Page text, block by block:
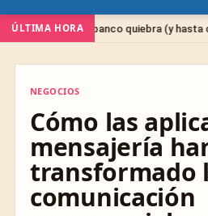
ÚLTIMA HORA
tu banco quiebra (y hasta cuánto está
NEGOCIOS
Cómo las
mensajería
transformado
comunicación